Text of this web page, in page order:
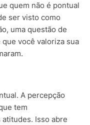
quem não é pontual
ser visto como
uma questão de
você valoriza sua
A percepção
tem
Isso abre